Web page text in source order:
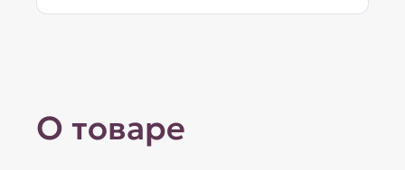
О товаре